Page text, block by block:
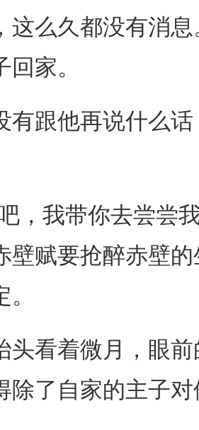
这么久都没有消
家。
跟他再说什么话
我带你去尝尝我
壁赋要抢醉赤壁
看着微月，眼前
除了自家的主子